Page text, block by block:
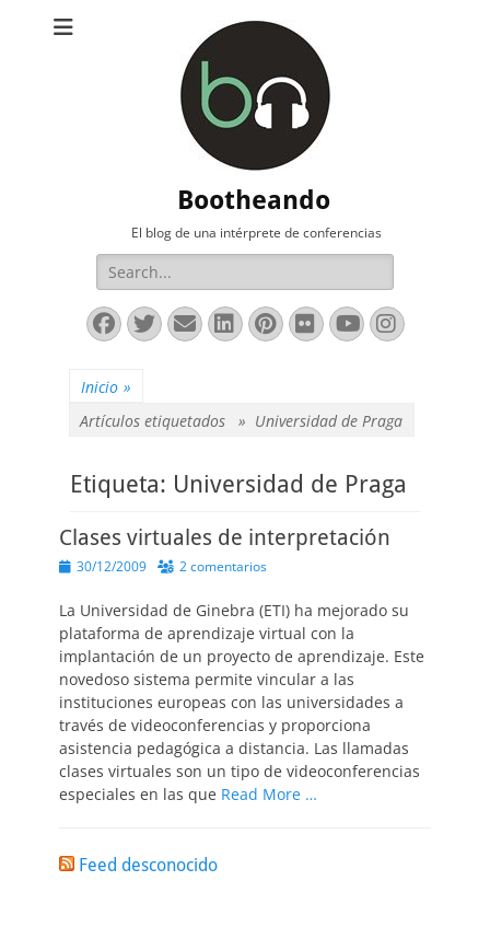
Bootheando
El blog de una intérprete de conferencias
Buscar:
Facebook
Twitter
Correo
electrónico
LinkedIn
Pinterest
FlickrYouTube
Inicio »
Artículos etiquetados » Universidad de Praga
Etiqueta: Universidad de Praga
Clases virtuales de interpretación
Publicado
30/12/2009 2 comentarios
La Universidad de Ginebra (ETI) ha mejorado su
plataforma de aprendizaje virtual con la
implantación de un proyecto de aprendizaje. Este
novedoso sistema permite vincular a las
instituciones europeas con las universidades a
través de videoconferencias y proporciona
asistencia pedagógica a distancia. Las llamadas
clases virtuales son un tipo de videoconferencias
especiales en las que Read More …
Feed desconocido